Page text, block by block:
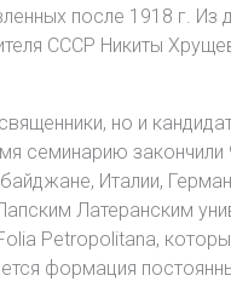
после 1918 г. Из
СССР Никиты
но и
закончили
Италии,
Латеранским
Petropolitana,
формация